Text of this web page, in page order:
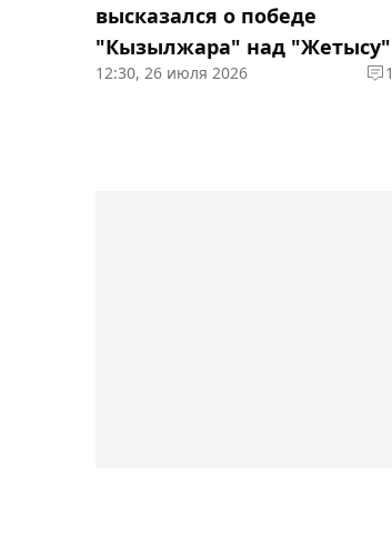
высказался о победе
"Кызылжара" над "Жетысу"
12:30, 26 июля 2026 1